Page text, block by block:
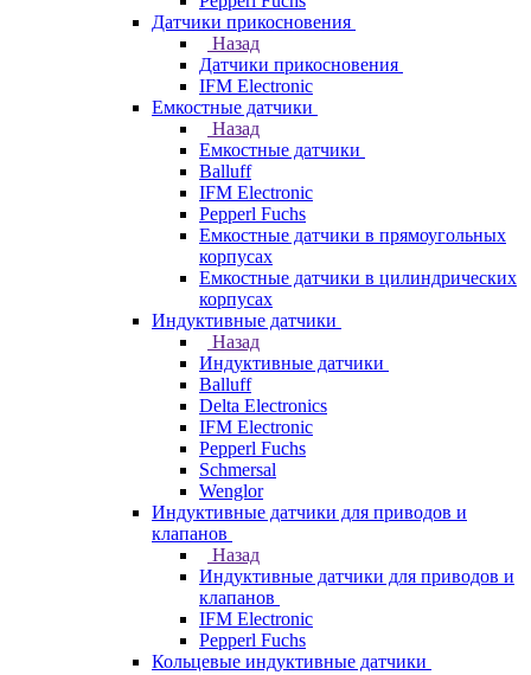
Датчики прикосновения
Назад
Датчики прикосновения
IFM Electronic
Емкостные датчики
Назад
Емкостные датчики
Balluff
IFM Electronic
Pepperl Fuchs
Емкостные датчики в прямоугольных
корпусах
Емкостные датчики в цилиндрических
корпусах
Индуктивные датчики
Назад
Индуктивные датчики
Balluff
Delta Electronics
IFM Electronic
Pepperl Fuchs
Schmersal
Wenglor
Индуктивные датчики для приводов и
клапанов
Назад
Индуктивные датчики для приводов и
клапанов
IFM Electronic
Pepperl Fuchs
Кольцевые индуктивные датчики